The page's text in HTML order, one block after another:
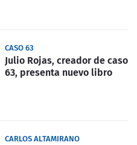
CASO 63
Julio Rojas, creador de caso
63, presenta nuevo libro
CARLOS ALTAMIRANO